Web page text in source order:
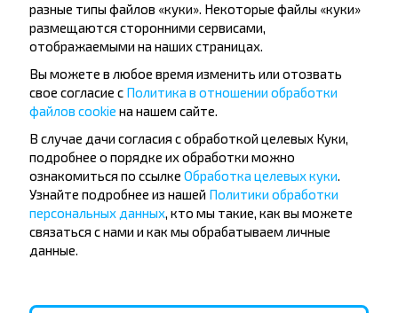
Хотите
путешествовать
дешевле?
Не пропусти специальные акции, скидки и
другие интересные предложения INFOBUS.
Подпишись на получение новостей и
путешествуй с нами дешевле!
разные типы файлов «куки». Некоторые файлы «куки»
размещаются сторонними сервисами,
отображаемыми на наших страницах.
Вы можете в любое время изменить или отозвать
свое согласие с Политика в отношении обработки
файлов cookie на нашем сайте.
В случае дачи согласия с обработкой целевых Куки,
подробнее о порядке их обработки можно
ознакомиться по ссылке Обработка целевых куки.
Узнайте подробнее из нашей Политики обработки
персональных данных, кто мы такие, как вы можете
связаться с нами и как мы обрабатываем личные
данные.